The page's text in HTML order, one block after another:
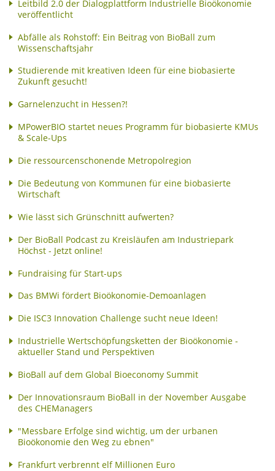
Leitbild 2.0 der Dialogplattform Industrielle Bioökonomie
veröffentlicht
Abfälle als Rohstoff: Ein Beitrag von BioBall zum
Wissenschaftsjahr
Studierende mit kreativen Ideen für eine biobasierte
Zukunft gesucht!
Garnelenzucht in Hessen?!
MPowerBIO startet neues Programm für biobasierte KMUs
& Scale-Ups
Die ressourcenschonende Metropolregion
Die Bedeutung von Kommunen für eine biobasierte
Wirtschaft
Wie lässt sich Grünschnitt aufwerten?
Der BioBall Podcast zu Kreisläufen am Industriepark
Höchst - Jetzt online!
Fundraising für Start-ups
Das BMWi fördert Bioökonomie-Demoanlagen
Die ISC3 Innovation Challenge sucht neue Ideen!
Industrielle Wertschöpfungsketten der Bioökonomie -
aktueller Stand und Perspektiven
BioBall auf dem Global Bioeconomy Summit
Der Innovationsraum BioBall in der November Ausgabe
des CHEManagers
"Messbare Erfolge sind wichtig, um der urbanen
Bioökonomie den Weg zu ebnen"
Frankfurt verbrennt elf Millionen Euro